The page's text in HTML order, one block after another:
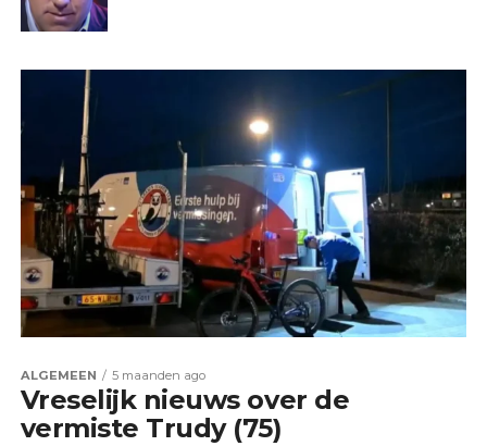
ALGEMEEN 5 maanden ago
Vreselijk nieuws over de
vermiste Trudy (75)